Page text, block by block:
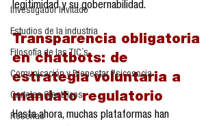
Investigador Invitado
Estudios de la industria
Filosofía de las TIC´s
Comunicación y Bienestar Psicosocia
Carteles Científicos
Reseñas
legitimidad y su gobernabilidad.
Transparencia obligatoria
en chatbots: de
estrategia voluntaria a
mandato regulatorio
Hasta ahora, muchas plataformas han